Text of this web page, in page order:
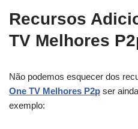
Recursos
TV Melhores
Não podemos esquecer dos
One TV Melhores P2p ser
exemplo: